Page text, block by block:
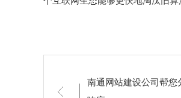
南通网站建设公司帮您